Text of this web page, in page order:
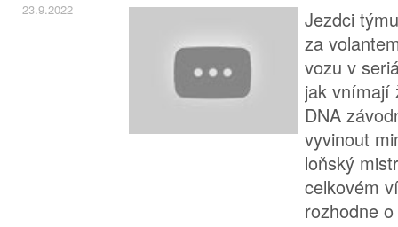
23.9.2022
Jezdci
za
vozu v
jak vnímají
DNA
vyvinout
loňský
celkovém
rozhodne o